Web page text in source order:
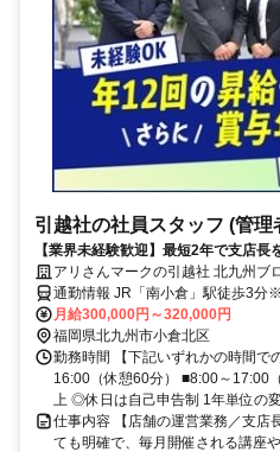
引越社の社員スタッフ (管理
【業界未経験歓迎】最短2年で支店
回／その他手当など大手ならではの
アリさんマークの引越社 北九州ブ
通勤情報 JR「南小倉」駅徒歩3分
月給300,000円～320,000円
福岡県北九州市小倉北区
勤務時間 【下記いずれかの時間で
16:00（休憩60分） ■8:00～17:00
上 ◎休日は自己申告制 1年単位の
仕事内容 【店舗の運営業務／支店
ても明確で、毎月開催される講座